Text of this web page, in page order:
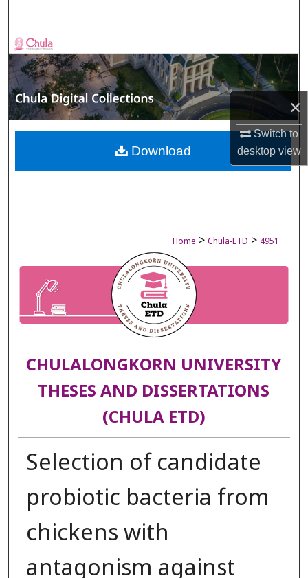
×
Switch to
desktopview
Browse Collections
My Account
About
Digital Commons Network™
Home > Chula-ETD > 4951
CHULALONGKORN UNIVERSITY
THESES AND DISSERTATIONS
(CHULA ETD)
Selection of candidate
probiotic bacteria from
chickens with
antagonism against
Download